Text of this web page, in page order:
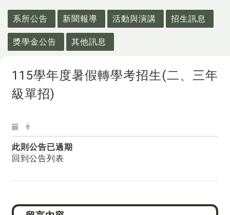
系所公告
新聞報導 活動與演講 招生訊息
獎學金公告 其他訊息
115學年度暑假轉學考招生(二、三年
級單招)
此則公告已過期
回到公告列表